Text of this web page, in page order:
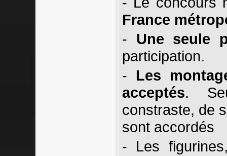
France
- Une seule
participation.
- Les
acceptés.
constraste, de
sont accordés
- Les